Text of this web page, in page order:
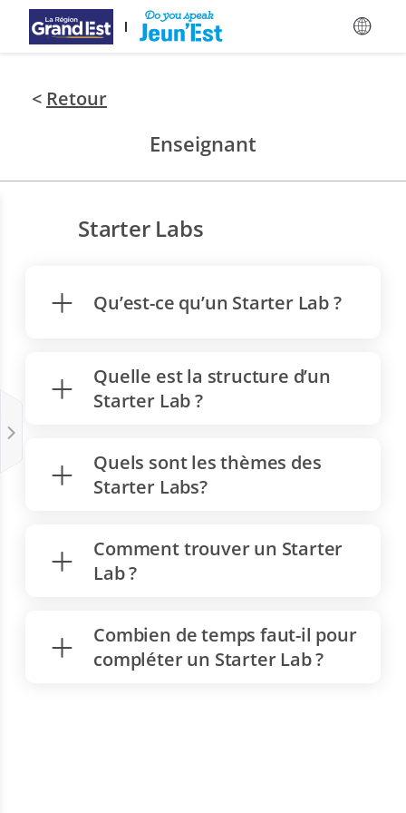
Passer au contenu principal
< Retour
Enseignant
Starter Labs
Qu’est-ce qu’un Starter Lab ?
Quelle est la structure d’un
Starter Lab ?
Quels sont les thèmes des
Starter Labs?
Comment trouver un Starter
Lab ?
Combien de temps faut-il pour
compléter un Starter Lab ?